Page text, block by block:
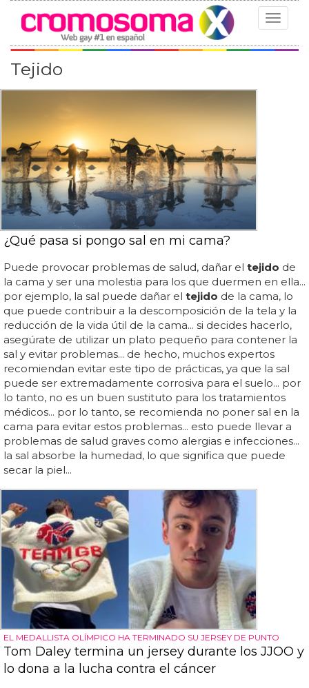
Toggle
Tejido
¿Qué pasa si pongo sal en mi cama?
Puede provocar problemas de salud, dañar el tejido de
la cama y ser una molestia para los que duermen en ella...
por ejemplo, la sal puede dañar el tejido de la cama, lo
que puede contribuir a la descomposición de la tela y la
reducción de la vida útil de la cama... si decides hacerlo,
asegúrate de utilizar un plato pequeño para contener la
sal y evitar problemas... de hecho, muchos expertos
recomiendan evitar este tipo de prácticas, ya que la sal
puede ser extremadamente corrosiva para el suelo... por
lo tanto, no es un buen sustituto para los tratamientos
médicos... por lo tanto, se recomienda no poner sal en la
cama para evitar estos problemas... esto puede llevar a
problemas de salud graves como alergias e infecciones...
la sal absorbe la humedad, lo que significa que puede
secar la piel...
EL MEDALLISTA OLÍMPICO HA TERMINADO SU JERSEY DE PUNTO
Tom Daley termina un jersey durante los JJOO y
lo dona a la lucha contra el cáncer